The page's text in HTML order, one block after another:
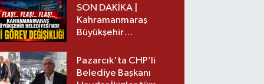
SON DAKİKA |
Kahramanmaraş
Büyükşehir
görev değişikliği!
Pazarcık'ta CHP’li
Belediye Başkanı